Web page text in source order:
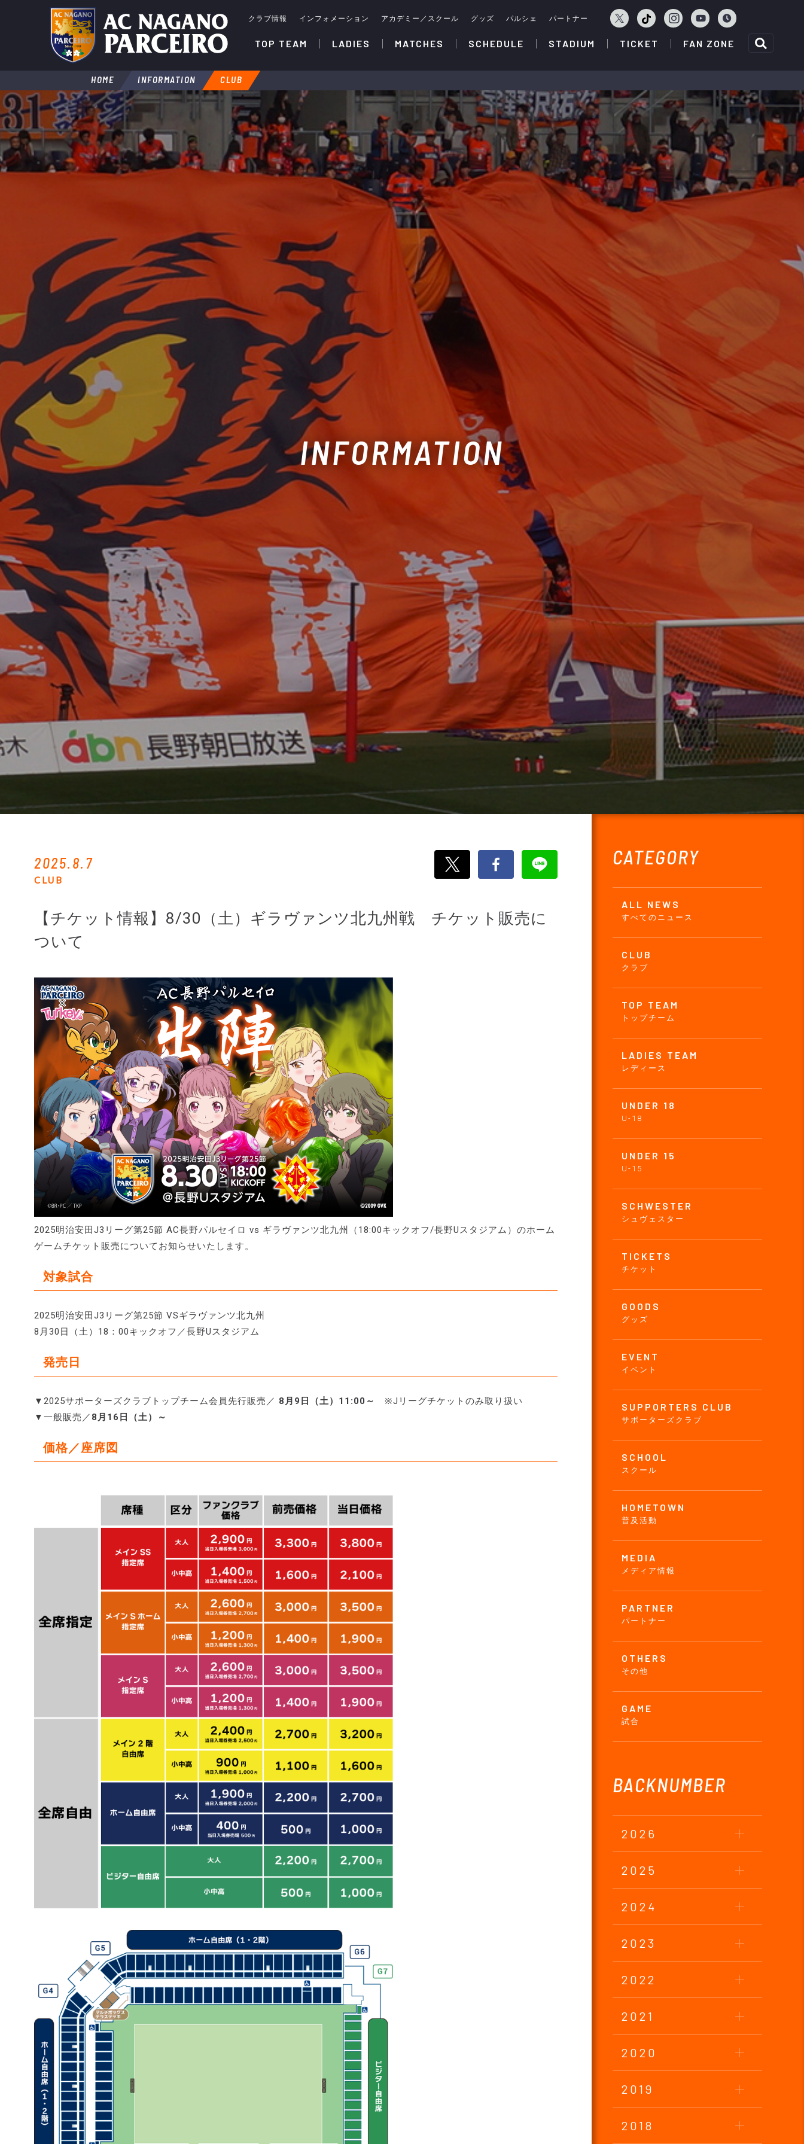
クラブ情報 インフォメーション アカデミー／スクール グッズ パルシェ パートナー
TOP TEAM LADIES MATCHES SCHEDULE STADIUM TICKET FAN ZONE
HOME INFORMATION CLUB
INFORMATION
CATEGORY
ALL NEWS
すべてのニュース
CLUB
クラブ
TOP TEAM
トップチーム
LADIES TEAM
レディース
UNDER 18
U-18
UNDER 15
U-15
SCHWESTER
シュヴェスター
TICKETS
チケット
GOODS
グッズ
EVENT
イベント
SUPPORTERS CLUB
サポーターズクラブ
SCHOOL
スクール
HOMETOWN
普及活動
MEDIA
メディア情報
PARTNER
パートナー
OTHERS
その他
GAME
試合
BACKNUMBER
2026
2025
2024
2023
2022
2021
2020
2019
2018
2025.8.7
CLUB
【チケット情報】8/30（土）ギラヴァンツ北九州戦 チケット販売に
ついて
2025明治安田J3リーグ第25節 AC長野パルセイロ vs ギラヴァンツ北九州（18:00キックオフ/長野Uスタジアム）のホーム
ゲームチケット販売についてお知らせいたします。
対象試合
2025明治安田J3リーグ第25節 VSギラヴァンツ北九州
8月30日（土）18：00キックオフ／長野Uスタジアム
発売日
▼2025サポーターズクラブトップチーム会員先行販売／ 8月9日（土）11:00～
※Jリーグチケットのみ取り扱い
▼一般販売／ 8月16日（土）～
価格／座席図